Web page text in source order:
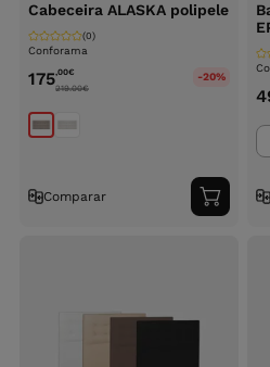
Cabeceira ALASKA polipele
Conforama
(0)
175,00€
219.00€
-20%
Comparar
ao